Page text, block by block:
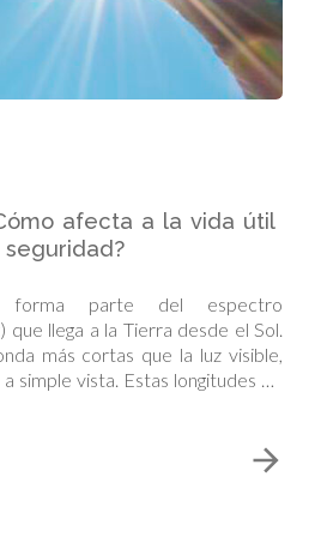
afecta a la vida útil
forma parte del espectro
llega a la Tierra desde el Sol.
más cortas que la luz visible,
simple vista. Estas longitudes de